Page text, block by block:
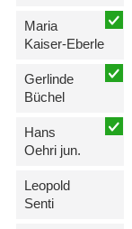
Maria
Kaiser-Eberle
Gerlinde
Büchel
Hans
Oehri jun.
Leopold
Senti